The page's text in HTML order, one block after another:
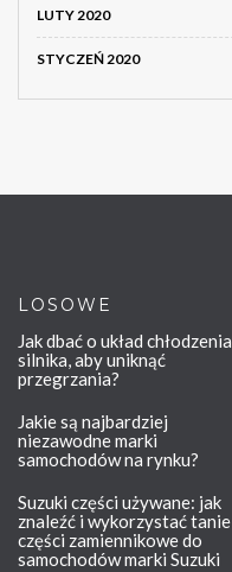
LUTY 2020
STYCZEŃ 2020
LOSOWE
Jak dbać o układ chłodzenia
silnika, aby uniknąć
przegrzania?
Jakie są najbardziej
niezawodne marki
samochodów na rynku?
Suzuki części używane: jak
znaleźć i wykorzystać tanie
części zamiennikowe do
samochodów marki Suzuki